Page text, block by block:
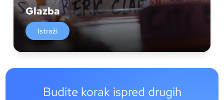
Glazba
Istraži
Budite korak ispred drugih